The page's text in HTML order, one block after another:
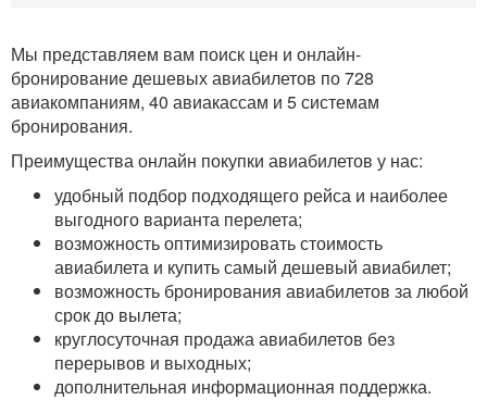
Мы представляем вам поиск цен и онлайн-
бронирование дешевых авиабилетов по 728
авиакомпаниям, 40 авиакассам и 5 системам
бронирования.
Преимущества онлайн покупки авиабилетов у нас:
удобный подбор подходящего рейса и наиболее
выгодного варианта перелета;
возможность оптимизировать стоимость
авиабилета и купить самый дешевый авиабилет;
возможность бронирования авиабилетов за любой
срок до вылета;
круглосуточная продажа авиабилетов без
перерывов и выходных;
дополнительная информационная поддержка.